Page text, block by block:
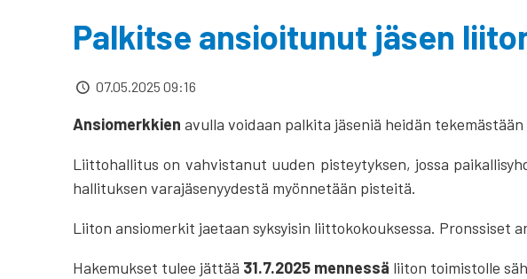
Palkitse ansioitunut jäsen
07.05.2025 09:16
Ansiomerkkien avulla voidaan palkita jäseniä heidän
Liittohallitus on vahvistanut uuden pisteytyksen, jossa
hallituksen varajäsenyydestä myönnetään pisteitä.
Liiton ansiomerkit jaetaan syksyisin liittokokouksessa. Pronssiset
Hakemukset tulee jättää 31.7.2025 mennessä liiton toimistolle